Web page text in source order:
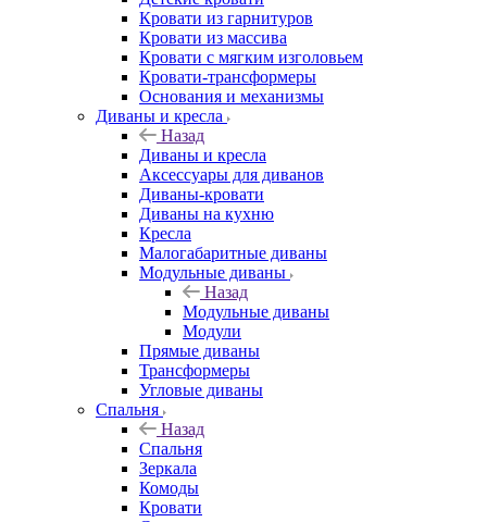
Кровати из гарнитуров
Кровати из массива
Кровати с мягким изголовьем
Кровати-трансформеры
Основания и механизмы
Диваны и кресла
Назад
Диваны и кресла
Аксессуары для диванов
Диваны-кровати
Диваны на кухню
Кресла
Малогабаритные диваны
Модульные диваны
Назад
Модульные диваны
Модули
Прямые диваны
Трансформеры
Угловые диваны
Спальня
Назад
Спальня
Зеркала
Комоды
Кровати